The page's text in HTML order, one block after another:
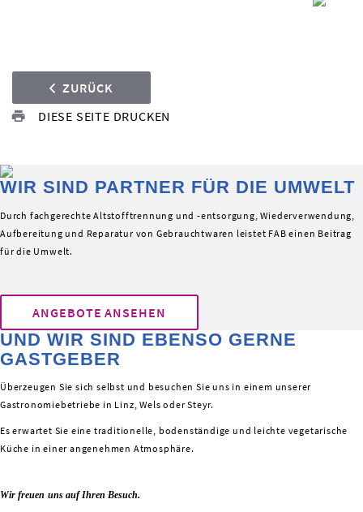
ZURÜCK
DIESE SEITE DRUCKEN
WIR SIND PARTNER FÜR DIE UMWELT
Durch fachgerechte Altstofftrennung und -entsorgung, Wiederverwendung,
Aufbereitung und Reparatur von Gebrauchtwaren leistet FAB einen Beitrag
für die Umwelt.
ANGEBOTE ANSEHEN
UND WIR SIND EBENSO GERNE
GASTGEBER
Überzeugen Sie sich selbst und besuchen Sie uns in einem unserer
Gastronomiebetriebe in Linz, Wels oder Steyr.
Es erwartet Sie eine traditionelle, bodenständige und leichte vegetarische
Küche in einer angenehmen Atmosphäre.
Wir freuen uns auf Ihren Besuch.